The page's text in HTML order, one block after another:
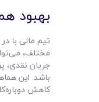
بهبود
تیم مالی با
مختلف،
جریان نقدی،
باشد. این
کاهش